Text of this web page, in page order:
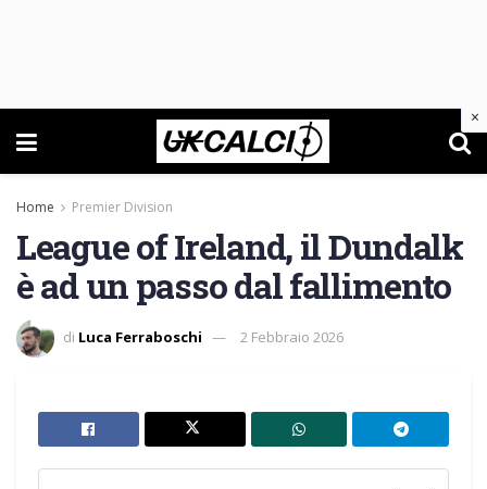
Home Premier Division
League of Ireland, il Dundalk
è ad un passo dal fallimento
di Luca Ferraboschi 2 Febbraio 2026
×